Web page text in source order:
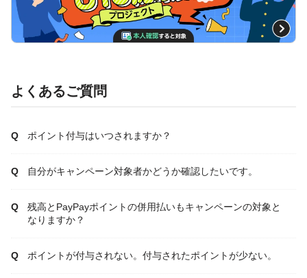
よくあるご質問
ポイント付与はいつされますか？
自分がキャンペーン対象者かどうか確認したいです。
残高とPayPayポイントの併用払いもキャンペーンの対象と
なりますか？
ポイントが付与されない。付与されたポイントが少ない。